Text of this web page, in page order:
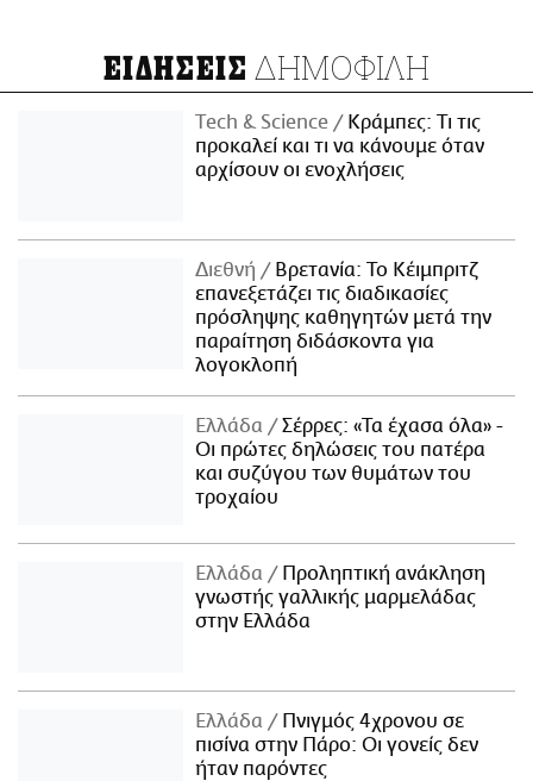
ΕΙΔΗΣΕΙΣ ΔΗΜΟΦΙΛΗ
Τech & Science
Κράμπες: Τι τις
προκαλεί και τι να κάνουμε όταν
αρχίσουν οι ενοχλήσεις
Διεθνή
Βρετανία: Το Κέιμπριτζ
επανεξετάζει τις διαδικασίες
πρόσληψης καθηγητών μετά την
παραίτηση διδάσκοντα για
λογοκλοπή
Ελλάδα
Σέρρες: «Τα έχασα όλα» -
Οι πρώτες δηλώσεις του πατέρα
και συζύγου των θυμάτων του
τροχαίου
Ελλάδα
Προληπτική ανάκληση
γνωστής γαλλικής μαρμελάδας
στην Ελλάδα
Ελλάδα
Πνιγμός 4χρονου σε
πισίνα στην Πάρο: Οι γονείς δεν
ήταν παρόντες